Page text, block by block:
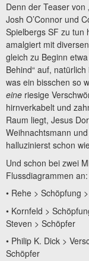
Denn der Teaser von
Josh O’Connor und
Spielbergs SF zu tun
amalgiert mit
gleich zu Beginn
Behind“ auf,
was ein bisschen so
eine riesige
hirnverkabelt und
Raum liegt, Jesus
Weihnachtsmann
halluzinierst schon
Und schon bei zwei
Flussdiagrammen an:
• Rehe > Schöpfung
• Kornfeld >
Steven > Schöpfer
• Philip K. Dick >
Schöpfer